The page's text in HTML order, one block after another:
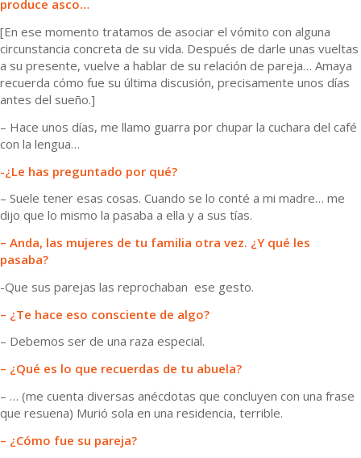
produce asco…
[En ese momento tratamos de asociar el vómito con alguna
circunstancia concreta de su vida. Después de darle unas vueltas
a su presente, vuelve a hablar de su relación de pareja… Amaya
recuerda cómo fue su última discusión, precisamente unos días
antes del sueño.]
– Hace unos días, me llamo guarra por chupar la cuchara del café
con la lengua…
-¿Le has preguntado por qué?
– Suele tener esas cosas. Cuando se lo conté a mi madre… me
dijo que lo mismo la pasaba a ella y a sus tías.
– Anda, las mujeres de tu familia otra vez. ¿Y qué les
pasaba?
-Que sus parejas las reprochaban ese gesto.
– ¿Te hace eso consciente de algo?
– Debemos ser de una raza especial.
– ¿Qué es lo que recuerdas de tu abuela?
– … (me cuenta diversas anécdotas que concluyen con una frase
que resuena) Murió sola en una residencia, terrible.
– ¿Cómo fue su pareja?